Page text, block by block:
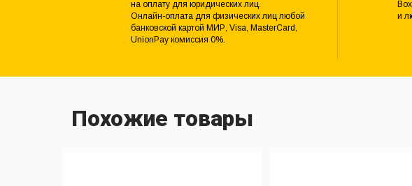
на оплату для юридических лиц.
Онлайн-оплата для физических лиц любой
банковской картой МИР, Visa, MasterCard,
UnionPay комиссия 0%.
и
Похожие товары